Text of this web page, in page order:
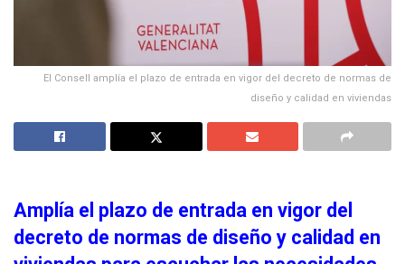
El Consell amplía el plazo de entrada en vigor del decreto de normas de
diseño y calidad en viviendas
Amplía el plazo de entrada en vigor del
decreto de normas de diseño y calidad en